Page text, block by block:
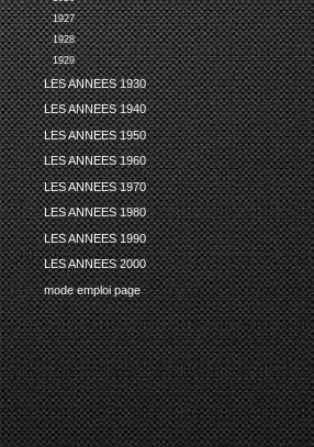
1927
1928
1929
LES ANNEES 1930
LES ANNEES 1940
LES ANNEES 1950
LES ANNEES 1960
LES ANNEES 1970
LES ANNEES 1980
LES ANNEES 1990
LES ANNEES 2000
mode emploi page